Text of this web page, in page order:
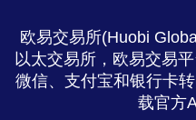
欧易交易所(Huobi
以太交易所，欧易交易
微信、支付宝和银行卡
载官方